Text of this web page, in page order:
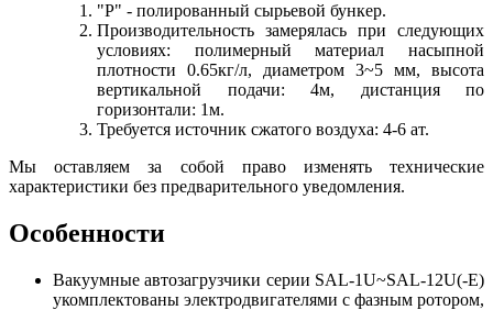
"P" - полированный сырьевой бункер.
Производительность замерялась при следующих
условиях: полимерный материал насыпной
плотности 0.65кг/л, диаметром 3~5 мм, высота
вертикальной подачи: 4м, дистанция по
горизонтали: 1м.
Требуется источник сжатого воздуха: 4-6 ат.
Мы оставляем за собой право изменять технические
характеристики без предварительного уведомления.
Особенности
Вакуумные автозагрузчики серии SAL-1U~SAL-12U(-E)
укомплектованы электродвигателями с фазным ротором,